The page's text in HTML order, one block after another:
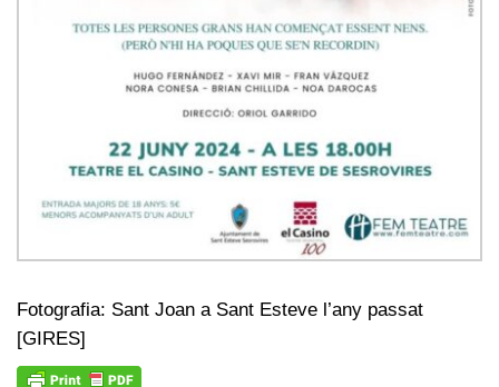
Fotografia: Sant Joan a Sant Esteve l’any passat
[GIRES]